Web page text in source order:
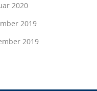
2020
2019
2019